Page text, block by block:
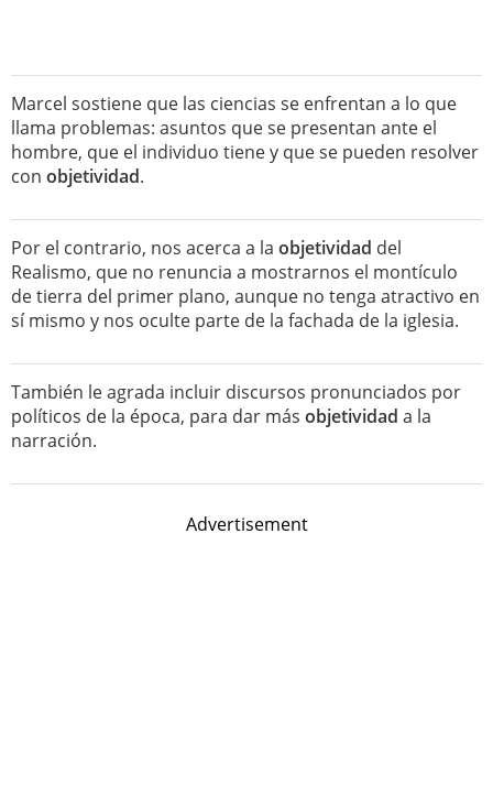
Marcel sostiene que las ciencias se enfrentan a lo que
llama problemas: asuntos que se presentan ante el
hombre, que el individuo tiene y que se pueden resolver
con objetividad.
Por el contrario, nos acerca a la objetividad del
Realismo, que no renuncia a mostrarnos el montículo
de tierra del primer plano, aunque no tenga atractivo en
sí mismo y nos oculte parte de la fachada de la iglesia.
También le agrada incluir discursos pronunciados por
políticos de la época, para dar más objetividad a la
narración.
Advertisement